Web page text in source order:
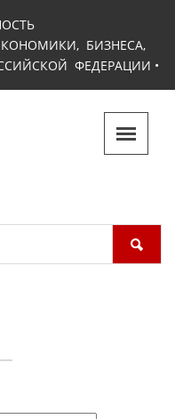
БИЗНЕСА,
ФЕДЕРАЦИИ •